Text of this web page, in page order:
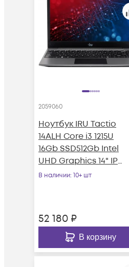
2059060
Ноутбук IRU Tactio
14ALH Core i3 1215U
16Gb SSD512Gb Intel
UHD Graphics 14" IPS
FHD (1920x1080) Wind
В наличии: 10+ шт
52 180 ₽
В корзину